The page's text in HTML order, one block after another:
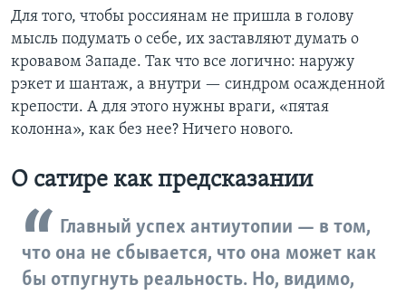
Для того, чтобы россиянам не пришла в голову
мысль подумать о себе, их заставляют думать о
кровавом Западе. Так что все логично: наружу
рэкет и шантаж, а внутри — синдром осажденной
крепости. А для этого нужны враги, «пятая
колонна», как без нее? Ничего нового.
О сатире как предсказании
Главный успех антиутопии — в том,
что она не сбывается, что она может как
бы отпугнуть реальность. Но, видимо,